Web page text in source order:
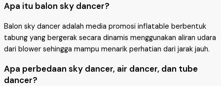
Apa itu balon sky dancer?
Balon sky dancer adalah media promosi inflatable berbentuk
tabung yang bergerak secara dinamis menggunakan aliran udara
dari blower sehingga mampu menarik perhatian dari jarak jauh.
Apa perbedaan sky dancer, air dancer, dan tube
dancer?